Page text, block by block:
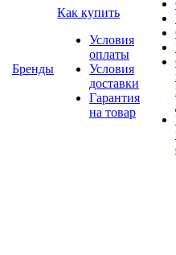
Бренды
Как купить
Условия
оплаты
Условия
доставки
Гарантия
на товар